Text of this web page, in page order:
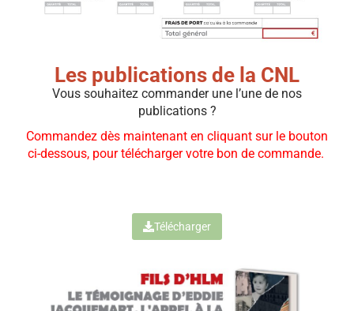
Les publications de la CNL​
Vous souhaitez commander une l’une de nos
publications ?
Commandez dès maintenant en cliquant sur le bouton
ci-dessous, pour télécharger votre bon de commande.
Télécharger